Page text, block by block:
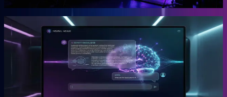
Gründer
Snipbird
Die KI-Plattform für Unternehmer.
Snipbird ist das Tool, das Benno für Unternehmer gebaut hat. Kein
Hype. Kein Basteln. Bewährte Marketing-Systeme mit KI-
Unterstützung, direkt einsetzbar.